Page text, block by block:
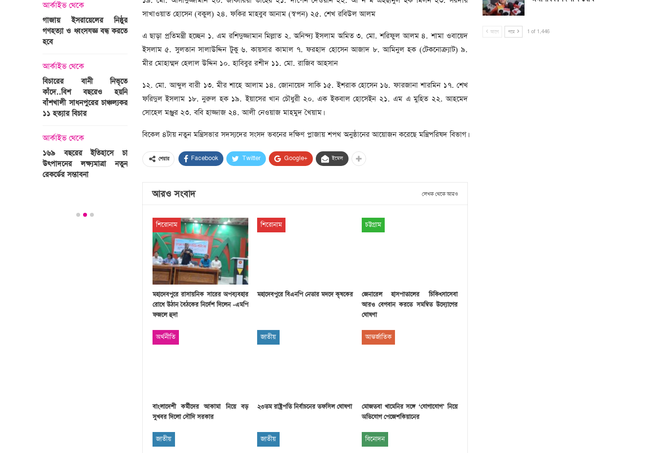
সাখাওয়াত হোসেন (বকুল) ২৪. ফকির মাহবুব আনাম (স্বপন) ২৫. শেখ রবিউল আলম
এ ছাড়া প্রতিমন্ত্রী হচ্ছেন ১. এম রশিদুজ্জামান মিল্লাত ২. অনিন্দ্য ইসলাম অমিত ৩. মো. শরিফুল আলম ৪. শামা ওবায়েদ
ইসলাম ৫. সুলতান সালাউদ্দিন টুকু ৬. কায়সার কামাল ৭. ফরহাদ হোসেন আজাদ ৮. আমিনুল হক (টেকনোক্র্যাট) ৯.
মীর মোহাম্মদ হেলাল উদ্দিন ১০. হাবিবুর রশীদ ১১. মো. রাজিব আহসান
১২. মো. আব্দুল বারী ১৩. মীর শাহে আলাম ১৪. জোনায়েদ সাকি ১৫. ইশরাক হোসেন ১৬. ফারজানা শারমিন ১৭. শেখ
ফরিদুল ইসলাম ১৮. নুরুল হক ১৯. ইয়াসের খান চৌধুরী ২০. এক ইকবাল হোসেইন ২১. এম এ মুহিত ২২. আহমেদ
সোহেল মঞ্জুর ২৩. ববি হাজ্জাজ ২৪. আলী নেওয়াজ মাহমুদ খৈয়াম।
বিকেল ৪টায় নতুন মন্ত্রিসভার সদস্যদের সংসদ ভবনের দক্ষিণ প্লাজায় শপথ অনুষ্ঠানের আয়োজন করেছে মন্ত্রিপরিষদ বিভাগ।
শেয়ার Facebook Twitter Google+ ইমেল
আরও সংবাদ লেখক থেকে আরও
শিরোনাম
মহাদেবপুরে রাসায়নিক সারের অপব্যবহার
রোধে উঠান বৈঠকের নির্দেশ দিলেন -এমপি
ফজলে হুদা
শিরোনাম
মহাদেবপুরে বিএনপি নেতার মদদে কৃষকের
চট্টগ্রাম
জেনারেল হাসপাতালের চিকিৎসাসেবা
আরও বেগবান করতে সমন্বিত উদ্যোগের
ঘোষণা
অর্থনীতি
বাংলাদেশী কর্মীদের আকামা নিয়ে বড়
সুখবর দিলো সৌদি সরকার
জাতীয়
২৩তম রাষ্ট্রপতি নির্বাচনের তফসিল ঘোষণা
আন্তর্জাতিক
মোজতবা খামেনির সঙ্গে ‘যোগাযোগ’ নিয়ে
অভিযোগ পেজেশকিয়ানের
জাতীয় জাতীয় বিনোদন
আগে পরে 1 of 1,446
আর্কাইভ থেকে
গাজায় ইসরায়েলের নিষ্ঠুর
গণহত্যা ও ধ্বংসযজ্ঞ বন্ধ করতে
হবে
আর্কাইভ থেকে
বিচারের বানী নিভৃতে
কাঁদে..বিশ বছরেও হয়নি
বাঁশখালী সাধনপুরের চাঞ্চল্যকর
১১ হত্যার বিচার
আর্কাইভ থেকে
১৬৯ বছরের ইতিহাসে চা
উৎপাদনের লক্ষ্যমাত্রা নতুন
রেকর্ডের সম্ভাবনা
আর্কাইভ থেকে
ভারতজুড়ে চলছে ‘মুজিব:একটি
জাতির রূপকার ’সিনেমার
প্রচারণা
স্বামীকে বেঁধে স্ত্রীকে গণধর্ষণ, ২
ধর্ষককে পুলিশে দিল মা-বাবা
আর্কাইভ থেকে
প্রস্তুত গাবতলীর হাট
জিয়ার মৃত্যুতে ৩ দিনের রাষ্ট্রীয়
আর্কাইভ থেকে
দেশনেত্রী বেগম খালেদা জিয়া
আর্কাইভ থেকে
ঐতিহাসিক পাগলা
৬ কোটি ৩২ লাখ টাকা
আর্কাইভ থেকে